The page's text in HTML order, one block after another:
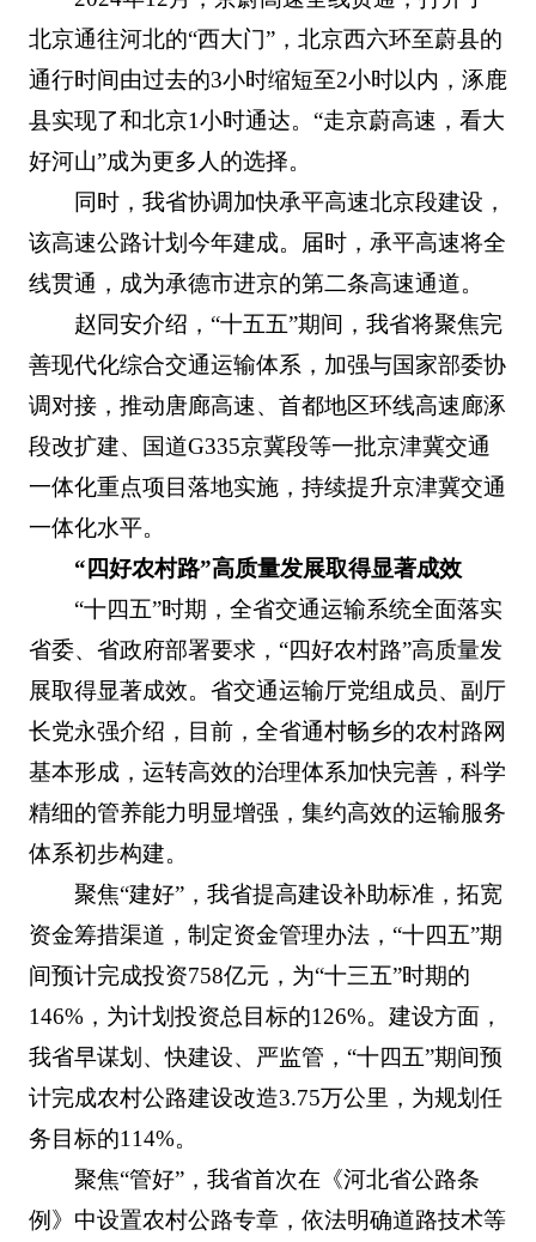
北京通往河北的“西大门”，北京西六环至蔚县的
通行时间由过去的3小时缩短至2小时以内，涿鹿
县实现了和北京1小时通达。“走京蔚高速，看大
好河山”成为更多人的选择。
同时，我省协调加快承平高速北京段建设，
该高速公路计划今年建成。届时，承平高速将全
线贯通，成为承德市进京的第二条高速通道。
赵同安介绍，“十五五”期间，我省将聚焦完
善现代化综合交通运输体系，加强与国家部委协
调对接，推动唐廊高速、首都地区环线高速廊涿
段改扩建、国道G335京冀段等一批京津冀交通
一体化重点项目落地实施，持续提升京津冀交通
一体化水平。
“四好农村路”高质量发展取得显著成效
“十四五”时期，全省交通运输系统全面落实
省委、省政府部署要求，“四好农村路”高质量发
展取得显著成效。省交通运输厅党组成员、副厅
长党永强介绍，目前，全省通村畅乡的农村路网
基本形成，运转高效的治理体系加快完善，科学
精细的管养能力明显增强，集约高效的运输服务
体系初步构建。
聚焦“建好”，我省提高建设补助标准，拓宽
资金筹措渠道，制定资金管理办法，“十四五”期
间预计完成投资758亿元，为“十三五”时期的
146%，为计划投资总目标的126%。建设方面，
我省早谋划、快建设、严监管，“十四五”期间预
计完成农村公路建设改造3.75万公里，为规划任
务目标的114%。
聚焦“管好”，我省首次在《河北省公路条
例》中设置农村公路专章，依法明确道路技术等